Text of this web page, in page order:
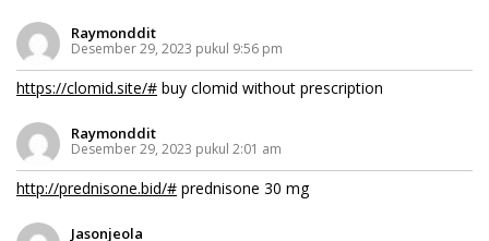
Raymonddit
Desember 29, 2023 pukul 9:56 pm
https://clomid.site/# buy clomid without prescription
Raymonddit
Desember 29, 2023 pukul 2:01 am
http://prednisone.bid/# prednisone 30 mg
Jasonjeola